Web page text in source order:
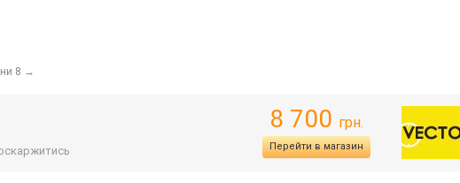
8 →
8 700 грн.
Перейти в магазин